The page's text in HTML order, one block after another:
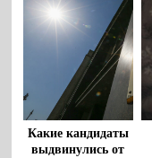
Какие кандидаты
выдвинулись от